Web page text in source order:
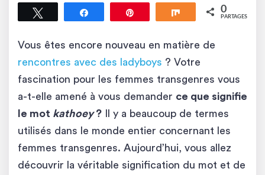
Partagez Partagez 0
PARTAGES
Vous êtes encore nouveau en matière de
rencontres avec des ladyboys ? Votre
fascination pour les femmes transgenres vous
a-t-elle amené à vous demander ce que signifie
le mot kathoey? Il y a beaucoup de termes
utilisés dans le monde entier concernant les
femmes transgenres. Aujourd’hui, vous allez
découvrir la véritable signification du mot et de